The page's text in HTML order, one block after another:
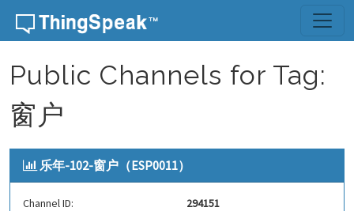
Skip to content
Public Channels for Tag:
窗户
乐年-102-窗户（ESP0011）
Channel ID:
294151